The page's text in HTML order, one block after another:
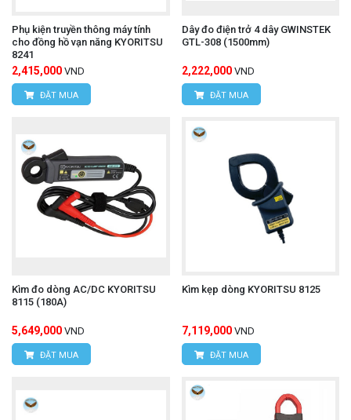
Phụ kiện truyền thông máy tính
cho đồng hồ vạn năng KYORITSU
8241
2,415,000 VND
ĐẶT MUA
Dây đo điện trở 4 dây GWINSTEK
GTL-308 (1500mm)
2,222,000 VND
ĐẶT MUA
Kìm đo dòng AC/DC KYORITSU
8115 (180A)
5,649,000 VND
ĐẶT MUA
Kìm kẹp dòng KYORITSU 8125
7,119,000 VND
ĐẶT MUA